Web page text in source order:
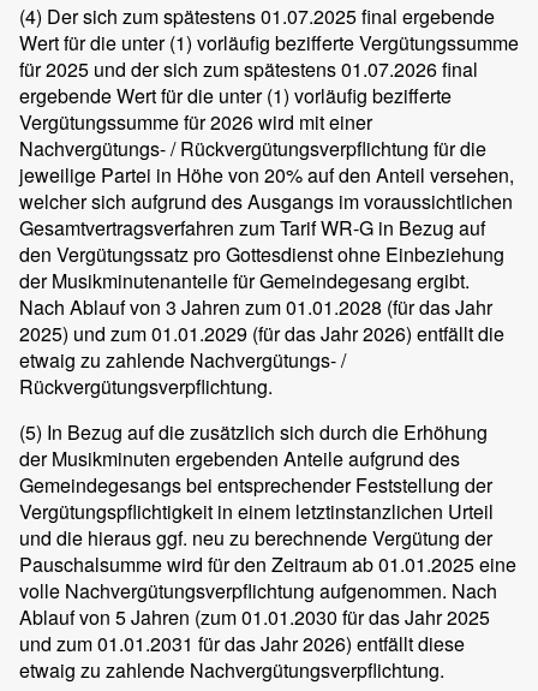
(4) Der sich zum spätestens 01.07.2025 final ergebende
Wert für die unter (1) vorläufig bezifferte Vergütungssumme
für 2025 und der sich zum spätestens 01.07.2026 final
ergebende Wert für die unter (1) vorläufig bezifferte
Vergütungssumme für 2026 wird mit einer
Nachvergütungs- / Rückvergütungsverpflichtung für die
jeweilige Partei in Höhe von 20% auf den Anteil versehen,
welcher sich aufgrund des Ausgangs im voraussichtlichen
Gesamtvertragsverfahren zum Tarif WR-G in Bezug auf
den Vergütungssatz pro Gottesdienst ohne Einbeziehung
der Musikminutenanteile für Gemeindegesang ergibt.
Nach Ablauf von 3 Jahren zum 01.01.2028 (für das Jahr
2025) und zum 01.01.2029 (für das Jahr 2026) entfällt die
etwaig zu zahlende Nachvergütungs- /
Rückvergütungsverpflichtung.
(5) In Bezug auf die zusätzlich sich durch die Erhöhung
der Musikminuten ergebenden Anteile aufgrund des
Gemeindegesangs bei entsprechender Feststellung der
Vergütungspflichtigkeit in einem letztinstanzlichen Urteil
und die hieraus ggf. neu zu berechnende Vergütung der
Pauschalsumme wird für den Zeitraum ab 01.01.2025 eine
volle Nachvergütungsverpflichtung aufgenommen. Nach
Ablauf von 5 Jahren (zum 01.01.2030 für das Jahr 2025
und zum 01.01.2031 für das Jahr 2026) entfällt diese
etwaig zu zahlende Nachvergütungsverpflichtung.